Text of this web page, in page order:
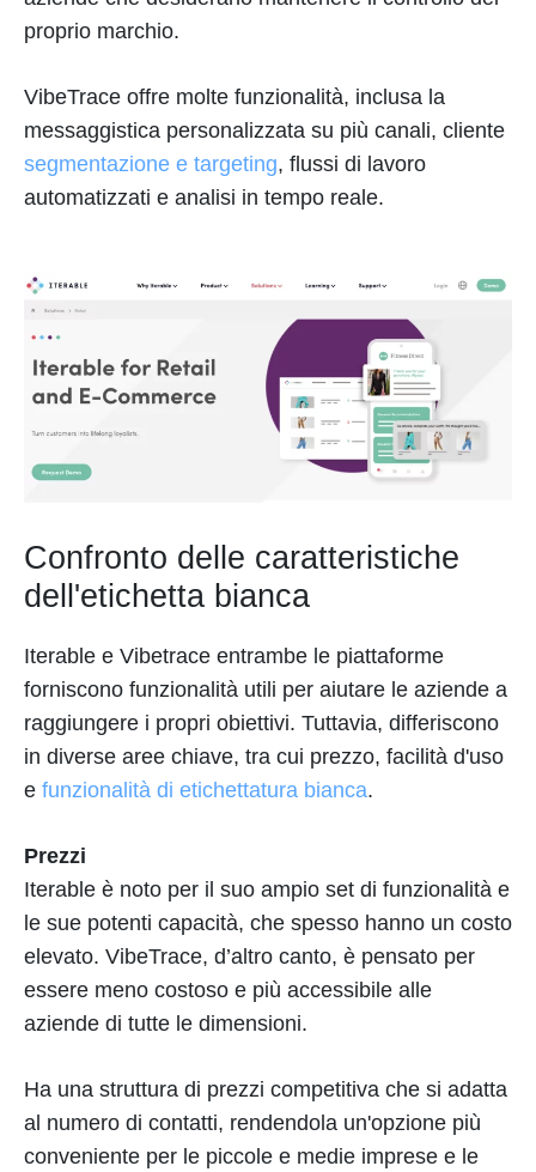
proprio marchio.
VibeTrace offre molte funzionalità, inclusa la
messaggistica personalizzata su più canali, cliente
segmentazione e targeting, flussi di lavoro
automatizzati e analisi in tempo reale.
Confronto delle caratteristiche
dell'etichetta bianca
Iterable e Vibetrace entrambe le piattaforme
forniscono funzionalità utili per aiutare le aziende a
raggiungere i propri obiettivi. Tuttavia, differiscono
in diverse aree chiave, tra cui prezzo, facilità d'uso
e funzionalità di etichettatura bianca.
Prezzi
Iterable è noto per il suo ampio set di funzionalità e
le sue potenti capacità, che spesso hanno un costo
elevato. VibeTrace, d’altro canto, è pensato per
essere meno costoso e più accessibile alle
aziende di tutte le dimensioni.
Ha una struttura di prezzi competitiva che si adatta
al numero di contatti, rendendola un'opzione più
conveniente per le piccole e medie imprese e le